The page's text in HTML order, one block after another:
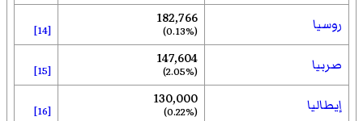
روسيا 182,766
(0.13%)
[14]
صربيا 147,604
(2.05%)
[15]
إيطاليا 130,000
(0.22%)
[16]